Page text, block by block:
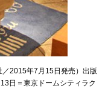
／2015年7月15日発売）出版
日＝東京ドームシティラク